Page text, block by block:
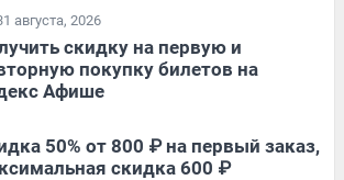
августа, 2026
скидку на первую и
покупку билетов на
Афише
50% от 800 ₽ на первый заказ,
скидка 600 ₽